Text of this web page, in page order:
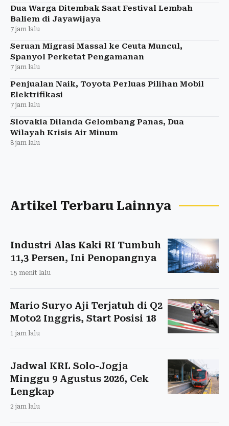
Dua Warga Ditembak Saat Festival Lembah
Baliem di Jayawijaya
7 jam lalu
Seruan Migrasi Massal ke Ceuta Muncul,
Spanyol Perketat Pengamanan
7 jam lalu
Penjualan Naik, Toyota Perluas Pilihan Mobil
Elektrifikasi
7 jam lalu
Slovakia Dilanda Gelombang Panas, Dua
Wilayah Krisis Air Minum
8 jam lalu
Artikel Terbaru Lainnya
Industri Alas Kaki RI Tumbuh
11,3 Persen, Ini Penopangnya
15 menit lalu
Mario Suryo Aji Terjatuh di Q2
Moto2 Inggris, Start Posisi 18
1 jam lalu
Jadwal KRL Solo-Jogja
Minggu 9 Agustus 2026, Cek
Lengkap
2 jam lalu